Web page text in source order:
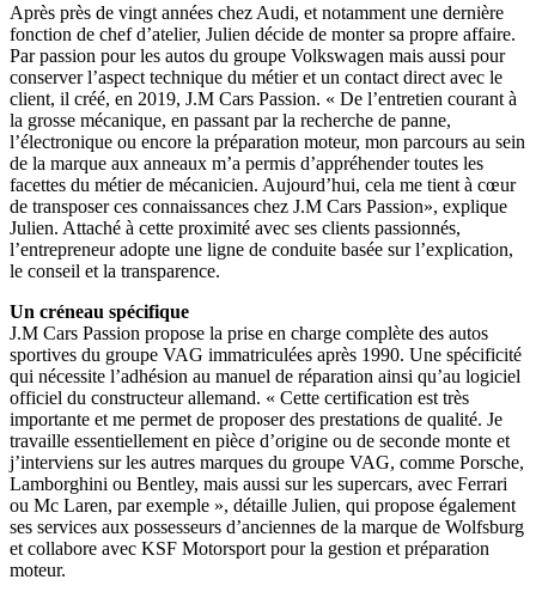
Après près de vingt années chez Audi, et notamment une dernière
fonction de chef d’atelier, Julien décide de monter sa propre affaire.
Par passion pour les autos du groupe Volkswagen mais aussi pour
conserver l’aspect technique du métier et un contact direct avec le
client, il créé, en 2019, J.M Cars Passion. « De l’entretien courant à
la grosse mécanique, en passant par la recherche de panne,
l’électronique ou encore la préparation moteur, mon parcours au sein
de la marque aux anneaux m’a permis d’appréhender toutes les
facettes du métier de mécanicien. Aujourd’hui, cela me tient à cœur
de transposer ces connaissances chez J.M Cars Passion», explique
Julien. Attaché à cette proximité avec ses clients passionnés,
l’entrepreneur adopte une ligne de conduite basée sur l’explication,
le conseil et la transparence.
Un créneau spécifique
J.M Cars Passion propose la prise en charge complète des autos
sportives du groupe VAG immatriculées après 1990. Une spécificité
qui nécessite l’adhésion au manuel de réparation ainsi qu’au logiciel
officiel du constructeur allemand. « Cette certification est très
importante et me permet de proposer des prestations de qualité. Je
travaille essentiellement en pièce d’origine ou de seconde monte et
j’interviens sur les autres marques du groupe VAG, comme Porsche,
Lamborghini ou Bentley, mais aussi sur les supercars, avec Ferrari
ou Mc Laren, par exemple », détaille Julien, qui propose également
ses services aux possesseurs d’anciennes de la marque de Wolfsburg
et collabore avec KSF Motorsport pour la gestion et préparation
moteur.